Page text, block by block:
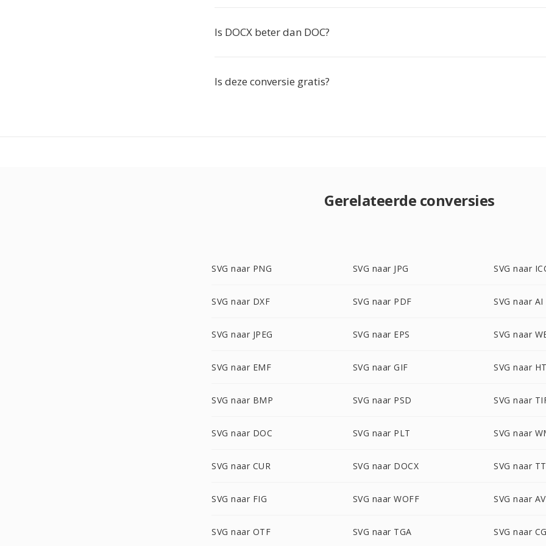
Is DOCX beter dan DOC?
Is deze conversie gratis?
Gerelateerde conversies
SVG naar PNG SVG naar JPG SVG naar
SVG naar DXF SVG naar PDF SVG naar AI
SVG naar JPEG SVG naar EPS SVG naar
SVG naar EMF SVG naar GIF SVG naar
SVG naar BMP SVG naar PSD SVG naar
SVG naar DOC SVG naar PLT SVG naar
SVG naar CUR SVG naar DOCX SVG naar
SVG naar FIG SVG naar WOFF SVG naar
SVG naar OTF SVG naar TGA SVG naar